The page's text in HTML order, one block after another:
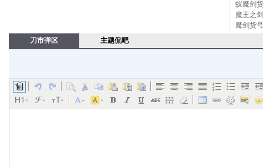
蚁魔剑
魔王之
魔剑货
刀市弹区
主题侃吧